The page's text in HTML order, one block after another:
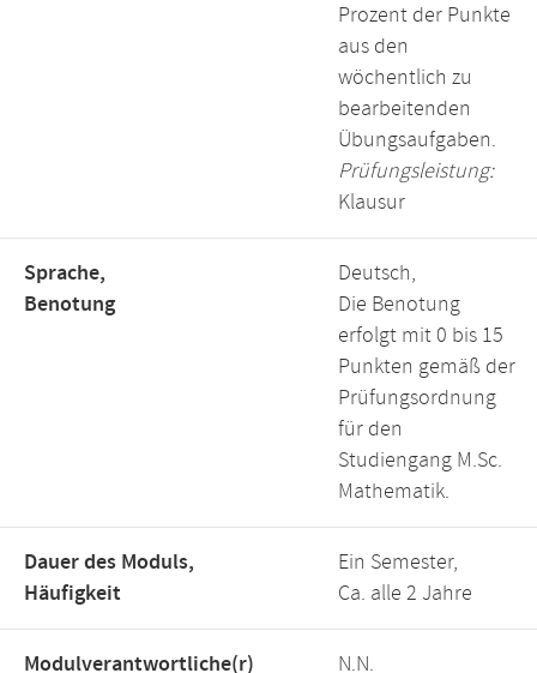
Prozent der Punkte
aus den
wöchentlich zu
bearbeitenden
Übungsaufgaben.
Prüfungsleistung:
Klausur
Sprache,
Benotung
Deutsch,
Die Benotung
erfolgt mit 0 bis 15
Punkten gemäß der
Prüfungsordnung
für den
Studiengang M.Sc.
Mathematik.
Dauer des Moduls,
Häufigkeit
Ein Semester,
Ca. alle 2 Jahre
Modulverantwortliche(r) N.N.